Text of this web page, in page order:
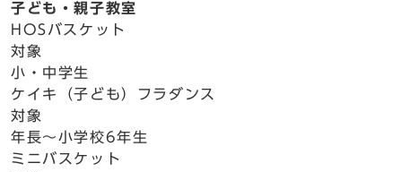
子ども・親子教室
HOSバスケット
対象
小・中学生
ケイキ（子ども）フラダンス
対象
年長～小学校6年生
ミニバスケット